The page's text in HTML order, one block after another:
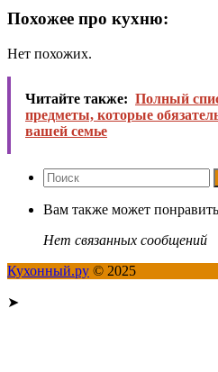
Похожее про кухню:
Нет похожих.
Читайте также: Полный
предметы, которые
вашей семье
Вам также может
Нет связанных сообщений
Кухонный.ру © 2025
➤